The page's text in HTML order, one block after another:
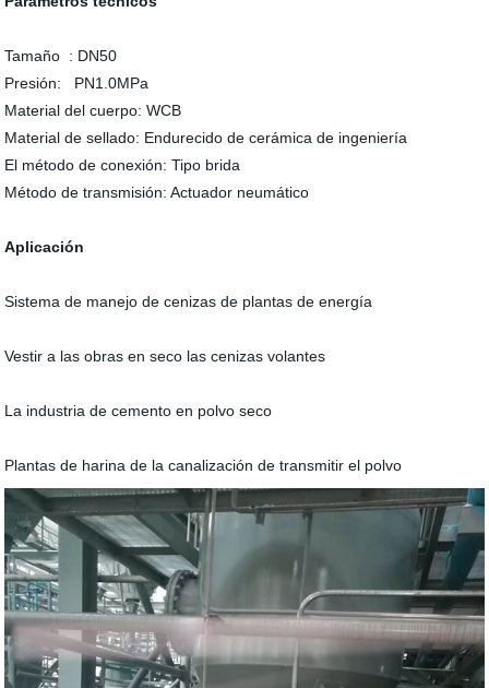
Tamaño : DN50
Presión: PN1.0MPa
Material del cuerpo: WCB
Material de sellado: Endurecido de cerámica de ingeniería
El método de conexión: Tipo brida
Método de transmisión: Actuador neumático
Aplicación
Sistema de manejo de cenizas de plantas de energía
Vestir a las obras en seco las cenizas volantes
La industria de cemento en polvo seco
Plantas de harina de la canalización de transmitir el polvo